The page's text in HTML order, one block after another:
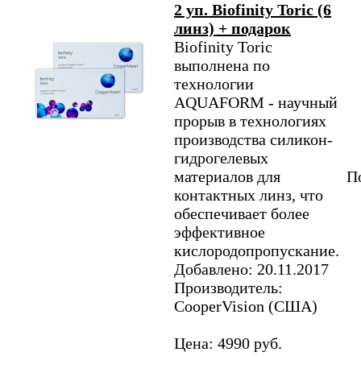
2 уп. Biofinity Toric (6
линз) + подарок
Biofinity Toric
выполнена по
технологии
AQUAFORM - научный
прорыв в технологиях
производства силикон-
гидрогелевых
материалов для
контактных линз, что
обеспечивает более
эффективное
кислородопропускание.
Добавлено: 20.11.2017
Производитель:
CooperVision (США)
Цена: 4990 руб.